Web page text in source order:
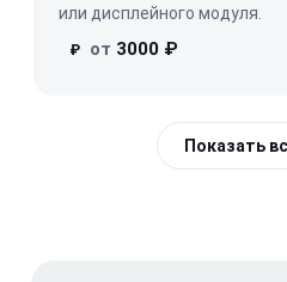
или дисплейного модуля.
₽ от 3000 ₽
Показать